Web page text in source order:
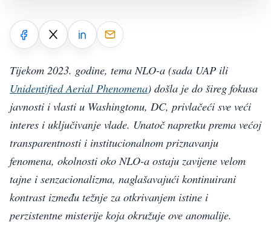
Tijekom 2023. godine, tema NLO-a (sada UAP ili
Unidentified Aerial Phenomena) došla je do šireg fokusa
javnosti i vlasti u Washingtonu, DC, privlačeći sve veći
interes i uključivanje vlade. Unatoč napretku prema većoj
transparentnosti i institucionalnom priznavanju
fenomena, okolnosti oko NLO-a ostaju zavijene velom
tajne i senzacionalizma, naglašavajući kontinuirani
kontrast između težnje za otkrivanjem istine i
perzistentne misterije koja okružuje ove anomalije.